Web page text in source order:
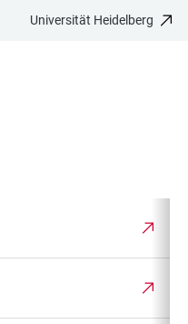
Universität Heidelberg